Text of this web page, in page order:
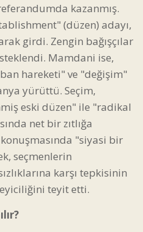
kazanmış.
(düzen) adayı,
girdi. Zengin bağışçılar
Mamdani ise,
hareketi" ve "değişim"
yürüttü. Seçim,
eski düzen" ile "radikal
net bir zıtlığa
"siyasi bir
seçmenlerin
karşı tepkisinin
teyit etti.